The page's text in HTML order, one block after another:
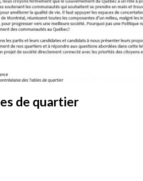
de quartier